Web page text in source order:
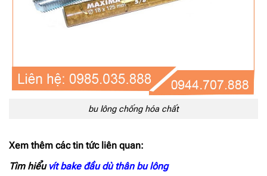
bu lông chống hóa chất
Xem thêm các tin tức liên quan:
Tìm hiểu vít bake đầu dù thân bu lông